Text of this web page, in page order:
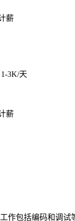
薪
1-3K/天
薪
作包括编码和调试